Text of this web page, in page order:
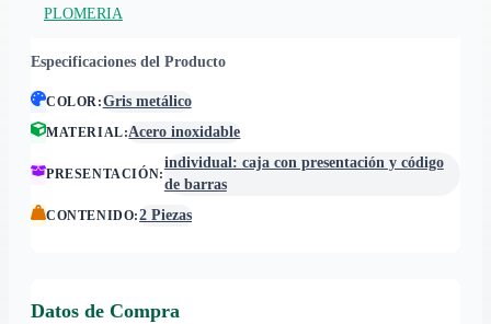
PLOMERIA
Especificaciones del Producto
COLOR:Gris metálico
MATERIAL:Acero inoxidable
PRESENTACIÓN:
individual: caja con presentación y código
de barras
CONTENIDO:2 Piezas
Datos de Compra